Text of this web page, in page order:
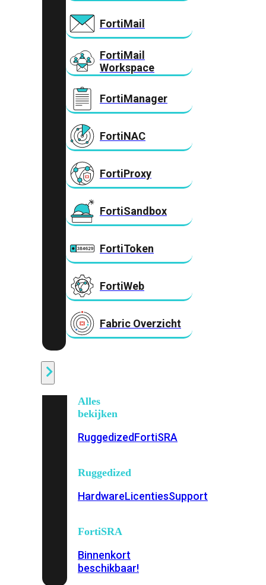
FortiMail
FortiMail
Workspace
FortiManager
FortiNAC
FortiProxy
FortiSandbox
FortiToken
FortiWeb
Fabric Overzicht
Alles
bekijken
RuggedizedFortiSRA
Ruggedized
HardwareLicentiesSupport
FortiSRA
Binnenkort
beschikbaar!